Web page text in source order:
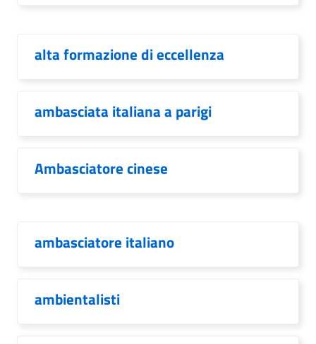
alta formazione di eccellenza
ambasciata italiana a parigi
Ambasciatore cinese
ambasciatore italiano
ambientalisti